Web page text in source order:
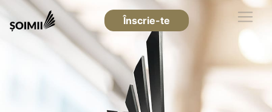
Înscrie-te